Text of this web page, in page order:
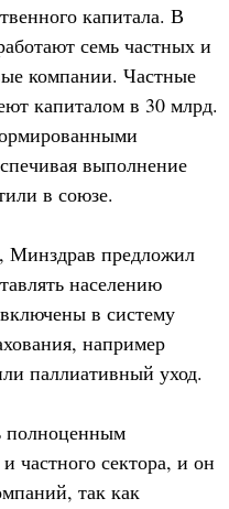
капитала. В
семь частных и
компании. Частные
капиталом в 30 млрд.
выполнение
в союзе.
Минздрав предложил
населению
в систему
например
паллиативный уход.
полноценным
частного сектора, и он
так как